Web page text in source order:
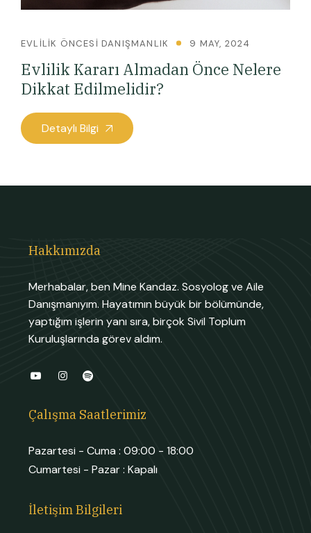
EVLILIK ÖNCESI DANIŞMANLIK 9 MAY, 2024
Evlilik Kararı Almadan Önce Nelere
Dikkat Edilmelidir?
Detaylı Bilgi
Hakkımızda
Merhabalar, ben Mine Kandaz. Sosyolog ve Aile
Danışmanıyım. Hayatımın büyük bir bölümünde,
yaptığım işlerin yanı sıra, birçok Sivil Toplum
Kuruluşlarında görev aldım.
Çalışma Saatlerimiz
Pazartesi - Cuma : 09:00 - 18:00
Cumartesi - Pazar : Kapalı
İletişim Bilgileri